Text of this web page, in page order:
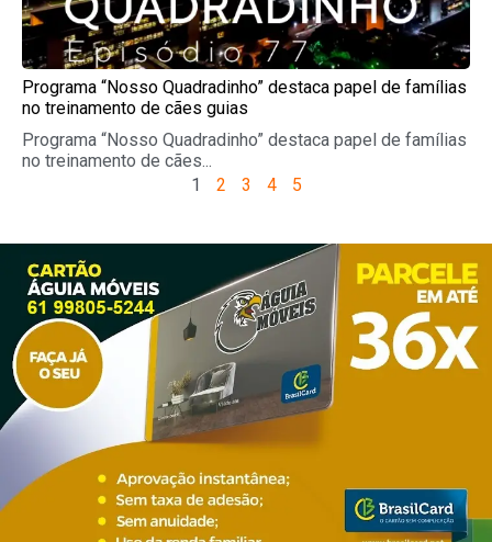
Programa “Nosso Quadradinho” destaca papel de famílias
no treinamento de cães guias
Programa “Nosso Quadradinho” destaca papel de famílias
no treinamento de cães...
1 2 3 4 5